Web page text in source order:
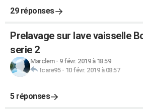
29 réponses
Prelavage sur lave vaisselle
serie 2
Marclem- 9 févr. 2019 à 18:59
Icare95- 10 févr. 2019 à 08:57
5 réponses